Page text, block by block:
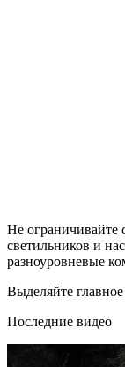
Не ограничивайте
светильников и
разноуровневые
Выделяйте
Последние видео